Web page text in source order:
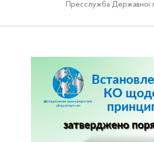
Пресслужба Державної